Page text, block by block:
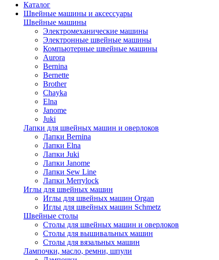
Каталог
Швейные машины и аксессуары
Швейные машины
Электромеханические машины
Электронные швейные машины
Компьютерные швейные машины
Aurora
Bernina
Bernette
Brother
Chayka
Elna
Janome
Juki
Лапки для швейных машин и оверлоков
Лапки Bernina
Лапки Elna
Лапки Juki
Лапки Janome
Лапки Sew Line
Лапки Merrylock
Иглы для швейных машин
Иглы для швейных машин Organ
Иглы для швейных машин Schmetz
Швейные столы
Столы для швейных машин и оверлоков
Столы для вышивальных машин
Столы для вязальных машин
Лампочки, масло, ремни, шпули